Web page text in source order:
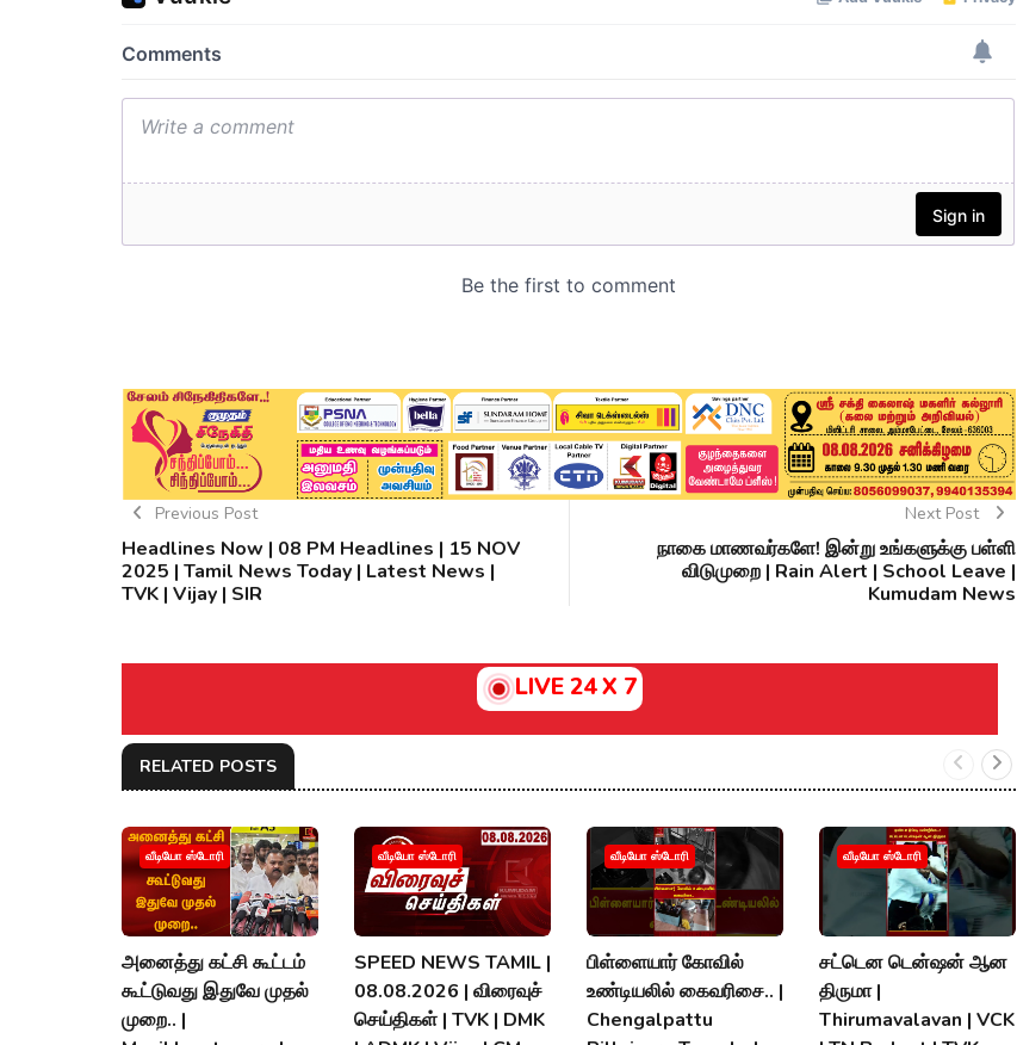
Previous Post
Headlines Now | 08 PM Headlines | 15 NOV
2025 | Tamil News Today | Latest News |
TVK | Vijay | SIR
Next Post
நாகை மாணவர்களே! இன்று உங்களுக்கு பள்ளி
விடுமுறை | Rain Alert | School Leave |
Kumudam News
LIVE 24 X 7
RELATED POSTS
வீடியோ ஸ்டோரி
அனைத்து கட்சி கூட்டம்
கூட்டுவது இதுவே முதல்
முறை.. |
வீடியோ ஸ்டோரி
SPEED NEWS TAMIL |
08.08.2026 | விரைவுச்
செய்திகள் | TVK | DMK
வீடியோ ஸ்டோரி
பிள்ளையார் கோவில்
உண்டியலில் கைவரிசை.. |
Chengalpattu
வீடியோ ஸ்டோரி
சட்டென டென்ஷன் ஆன
திருமா |
Thirumavalavan | VCK